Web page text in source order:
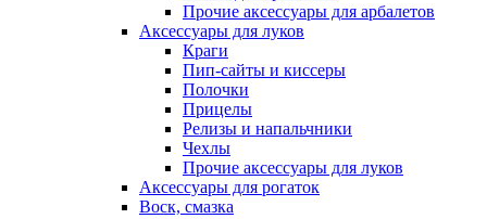
Прочие аксессуары для арбалетов
Аксессуары для луков
Краги
Пип-сайты и киссеры
Полочки
Прицелы
Релизы и напальчники
Чехлы
Прочие аксессуары для луков
Аксессуары для рогаток
Воск, смазка